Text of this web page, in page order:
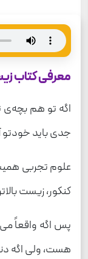
معرفی کتاب
اگه تو هم
جدی باید خودتو
علوم تجربی
کنکور، زیست
پس اگه واقعاً
هست، ولی اگه